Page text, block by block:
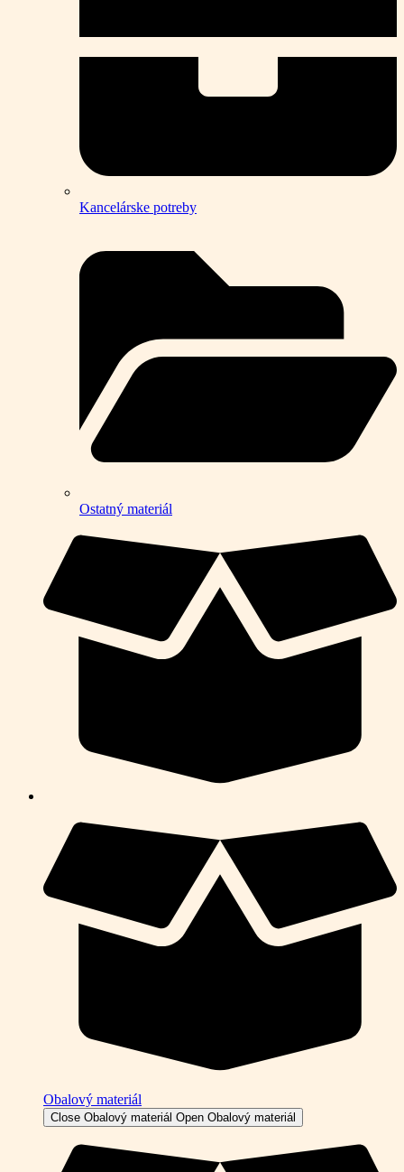
Kancelárske potreby
Ostatný materiál
Obalový materiál
Close Obalový materiál Open Obalový materiál